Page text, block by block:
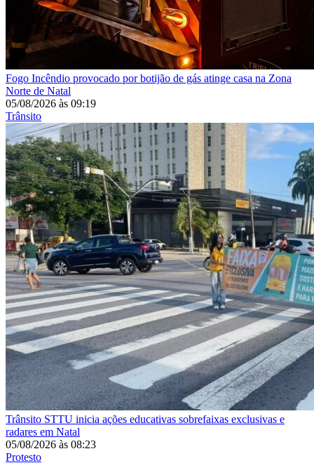
Fogo Incêndio provocado por botijão de gás atinge casa na Zona
Norte de Natal
05/08/2026 às 09:19
Trânsito
Trânsito STTU inicia ações educativas sobrefaixas exclusivas e
radares em Natal
05/08/2026 às 08:23
Protesto